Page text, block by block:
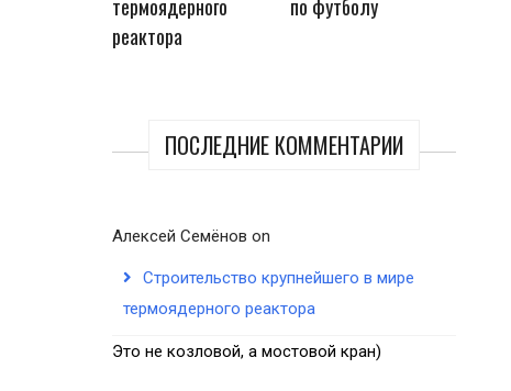
термоядерного
реактора
по футболу
ПОСЛЕДНИЕ КОММЕНТАРИИ
Алексей Семёнов on
Строительство крупнейшего в мире
термоядерного реактора
Это не козловой, а мостовой кран)